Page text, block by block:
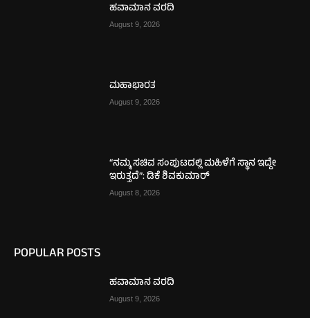
ಹವಾಮಾನ ವರದಿ
August 9, 2026
ಮಹಾಭಾರತ
August 9, 2026
“ನಮ್ಮ ಸಚಿವ ಸಂಪುಟದಲ್ಲಿ ಮಹಿಳೆಗೆ ಸ್ಥಾನ ಇದ್ದೇ
ಇರುತ್ತದೆ”: ಡಿಕೆ ಶಿವಕುಮಾರ್
August 8, 2026
POPULAR POSTS
ಹವಾಮಾನ ವರದಿ
August 9, 2026